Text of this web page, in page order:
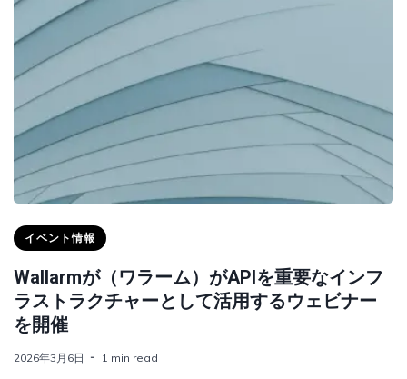
イベント情報
Wallarmが（ワラーム）がAPIを重要なインフ
ラストラクチャーとして活用するウェビナー
を開催
2026年3月6日 1 min read